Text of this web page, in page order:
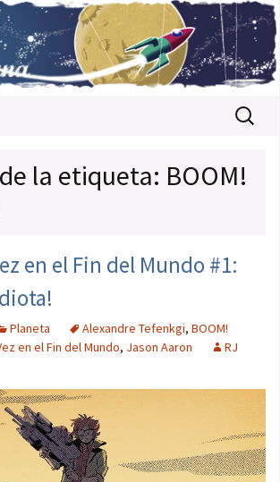
Buscar:
la etiqueta: BOOM!
en el Fin del Mundo #1:
Planeta Alexandre Tefenkgi, BOOM!
en el Fin del Mundo, Jason Aaron
RJ